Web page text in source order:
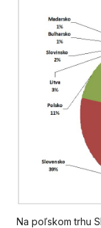
Na poľskom trhu